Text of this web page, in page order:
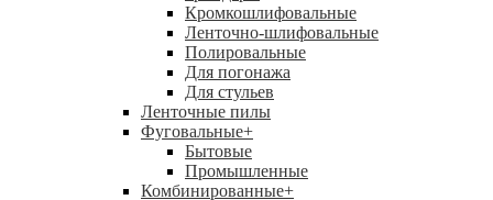
Кромкошлифовальные
Ленточно-шлифовальные
Полировальные
Для погонажа
Для стульев
Ленточные пилы
Фуговальные+
Бытовые
Промышленные
Комбинированные+